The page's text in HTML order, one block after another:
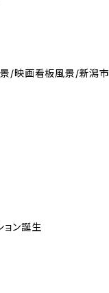
/映画看板風景/新潟市
ン誕生